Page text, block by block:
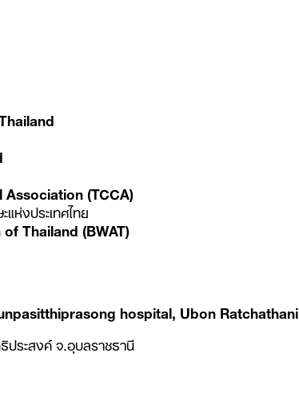
(TCCA)
ห่งประเทศไทย
Thailand (BWAT)
hospital, Ubon Ratchathani
ระสงค์ จ.อุบลราชธานี